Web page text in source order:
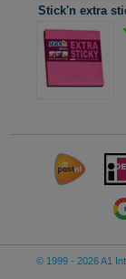
Stick'n extra
© 1999 - 2026 A1